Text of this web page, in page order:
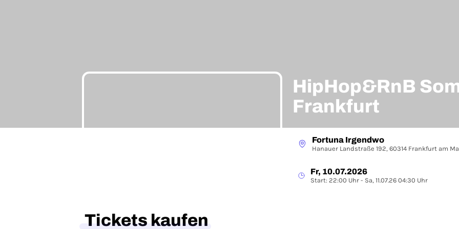
HipHop&RnB
Frankfurt
Fortuna Irgendwo
Hanauer Landstraße 192, 60314 Frankfurt am
Fr, 10.07.2026
Start: 22:00 Uhr - Sa, 11.07.26 04:30 Uhr
Tickets kaufen